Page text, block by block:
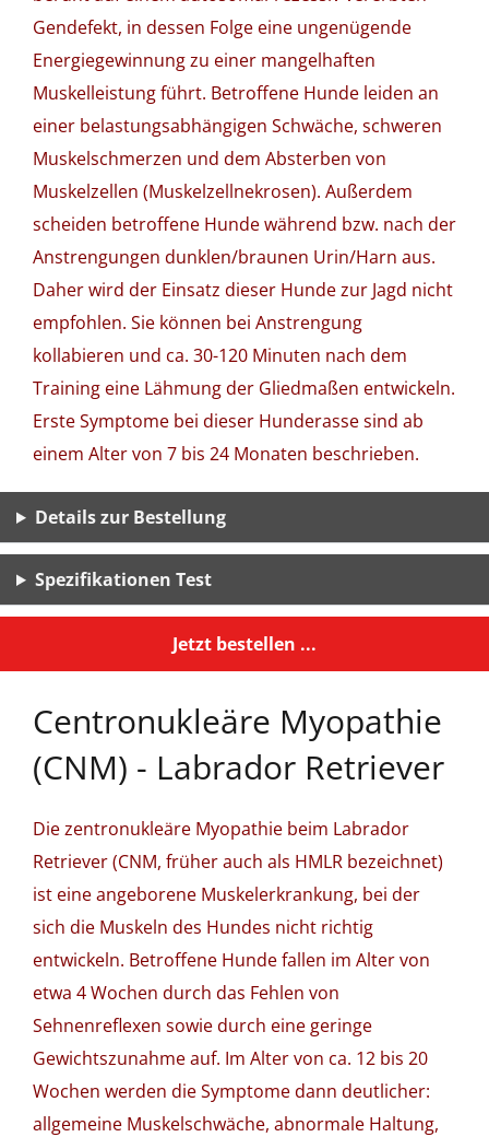
Gendefekt, in dessen Folge eine ungenügende
Energiegewinnung zu einer mangelhaften
Muskelleistung führt. Betroffene Hunde leiden an
einer belastungsabhängigen Schwäche, schweren
Muskelschmerzen und dem Absterben von
Muskelzellen (Muskelzellnekrosen). Außerdem
scheiden betroffene Hunde während bzw. nach der
Anstrengungen dunklen/braunen Urin/Harn aus.
Daher wird der Einsatz dieser Hunde zur Jagd nicht
empfohlen. Sie können bei Anstrengung
kollabieren und ca. 30-120 Minuten nach dem
Training eine Lähmung der Gliedmaßen entwickeln.
Erste Symptome bei dieser Hunderasse sind ab
einem Alter von 7 bis 24 Monaten beschrieben.
Details zur Bestellung
Spezifikationen Test
Jetzt bestellen ...
Centronukleäre Myopathie
(CNM) - Labrador Retriever
Die zentronukleäre Myopathie beim Labrador
Retriever (CNM, früher auch als HMLR bezeichnet)
ist eine angeborene Muskelerkrankung, bei der
sich die Muskeln des Hundes nicht richtig
entwickeln. Betroffene Hunde fallen im Alter von
etwa 4 Wochen durch das Fehlen von
Sehnenreflexen sowie durch eine geringe
Gewichtszunahme auf. Im Alter von ca. 12 bis 20
Wochen werden die Symptome dann deutlicher:
allgemeine Muskelschwäche, abnormale Haltung,